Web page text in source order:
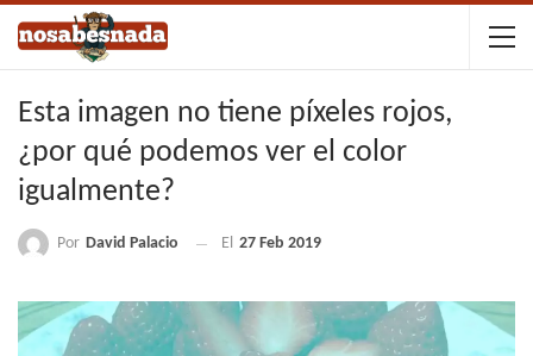
Esta imagen no tiene píxeles rojos,
¿por qué podemos ver el color
igualmente?
Por David Palacio El 27 Feb 2019